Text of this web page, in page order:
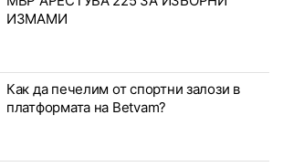
ИЗМАМИ
Как да печелим от спортни залози в
платформата на Betvam?